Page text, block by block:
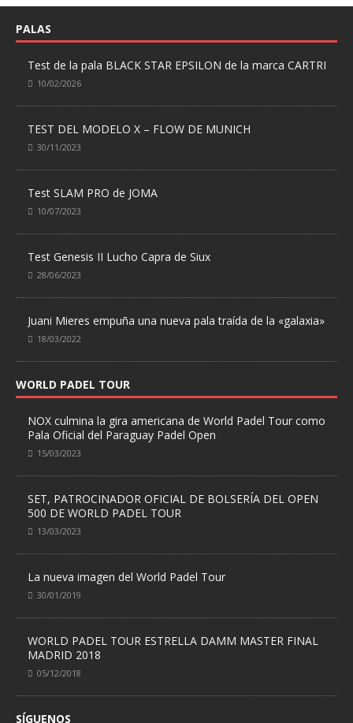
PALAS
Test de la pala BLACK STAR EPSILON de la marca CARTRI
10/02/2026
TEST DEL MODELO X – FLOW DE MUNICH
30/11/2023
Test SLAM PRO de JOMA
10/07/2023
Test Genesis II Lucho Capra de Siux
28/06/2023
Juani Mieres empuña una nueva pala traída de la «galaxia»
18/03/2022
WORLD PADEL TOUR
NOX culmina la gira americana de World Padel Tour como
Pala Oficial del Paraguay Padel Open
15/03/2023
SET, PATROCINADOR OFICIAL DE BOLSERÍA DEL OPEN
500 DE WORLD PADEL TOUR
13/03/2023
La nueva imagen del World Padel Tour
30/01/2019
WORLD PADEL TOUR ESTRELLA DAMM MASTER FINAL
MADRID 2018
05/12/2018
SÍGUENOS